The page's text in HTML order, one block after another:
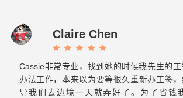
Claire Chen
Cassie非常专业，找到她的时候我先生的
办法工作，本来以为要等很久重新办工签
导我们去边境一天就弄好了。为了省钱